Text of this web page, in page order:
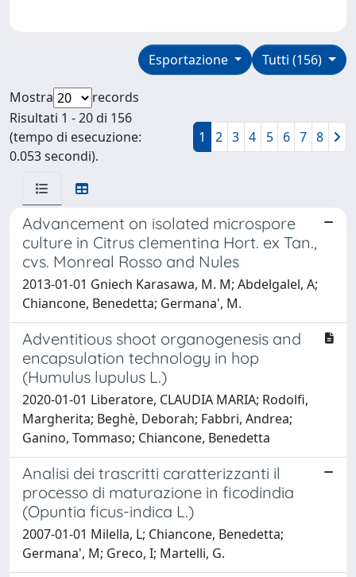
Tutti (156)
Esportazione
Mostra
records
Risultati 1 - 20 di 156
(tempo di esecuzione:
0.053 secondi).
1 2 3 4 5 6 7 8
Advancement on isolated microspore
culture in Citrus clementina Hort. ex Tan.,
cvs. Monreal Rosso and Nules
2013-01-01 Gniech Karasawa, M. M; Abdelgalel, A;
Chiancone, Benedetta; Germana', M.
Adventitious shoot organogenesis and
encapsulation technology in hop
(Humulus lupulus L.)
2020-01-01 Liberatore, CLAUDIA MARIA; Rodolfi,
Margherita; Beghè, Deborah; Fabbri, Andrea;
Ganino, Tommaso; Chiancone, Benedetta
Analisi dei trascritti caratterizzanti il
processo di maturazione in ficodindia
(Opuntia ficus-indica L.)
2007-01-01 Milella, L; Chiancone, Benedetta;
Germana', M; Greco, I; Martelli, G.